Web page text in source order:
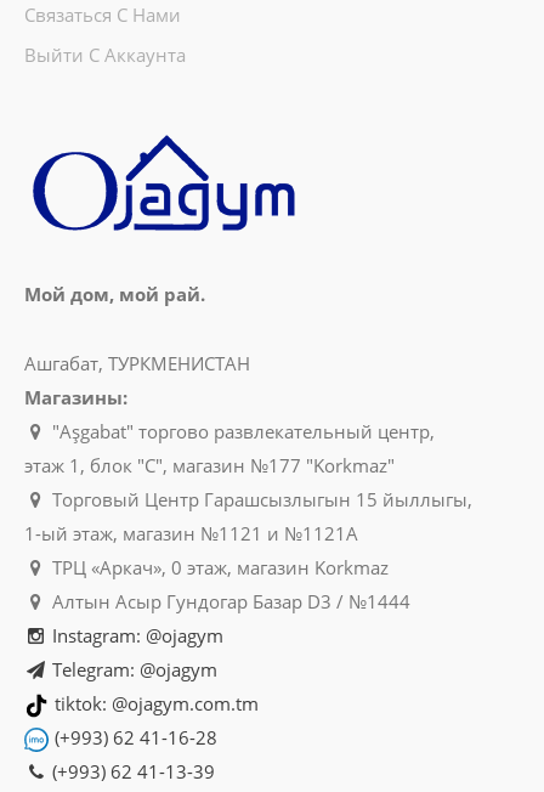
Связаться С Нами
Выйти С Аккаунта
Мой дом, мой рай.
Ашгабат, ТУРКМЕНИСТАН
Магазины:
"Aşgabat" торгово развлекательный центр,
этаж 1, блок "C", магазин №177 "Korkmaz"
Торговый Центр Гарашсызлыгын 15 йыллыгы,
1-ый этаж, магазин №1121 и №1121A
ТРЦ «Аркач», 0 этаж, магазин Korkmaz
Алтын Асыр Гундогар Базар D3 / №1444
Instagram: @ojagym
Telegram: @ojagym
tiktok: @ojagym.com.tm
(+993) 62 41-16-28
(+993) 62 41-13-39